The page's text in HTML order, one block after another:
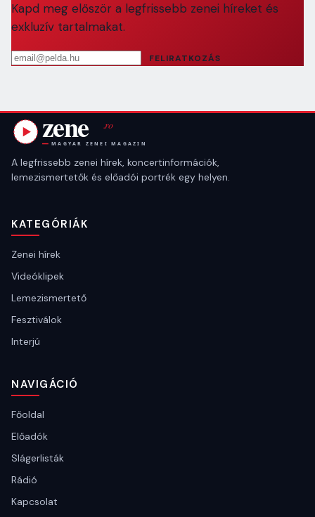
Kapd meg először a legfrissebb zenei híreket és
exkluzív tartalmakat.
Email cím
FELIRATKOZÁS
A legfrissebb zenei hírek, koncertinformációk,
lemezismertetők és előadói portrék egy helyen.
KATEGÓRIÁK
Zenei hírek
Videóklipek
Lemezismertető
Fesztiválok
Interjú
NAVIGÁCIÓ
Főoldal
Előadók
Slágerlisták
Rádió
Kapcsolat